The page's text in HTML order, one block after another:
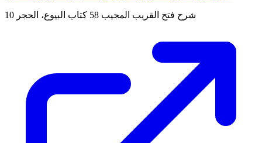
شرح فتح القريب المجيب 58 كتاب البيوع، الحجر 10